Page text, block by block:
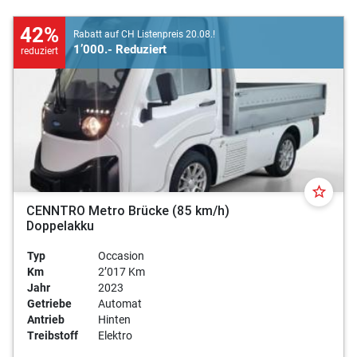
42%
reduziert
Rabatt auf CH Listenpreis 20.08.!
1’000.- Reduziert
star_border
CENNTRO Metro Brücke (85 km/h)
Doppelakku
Typ
Occasion
Km
2’017 Km
Jahr
2023
Getriebe
Automat
Antrieb
Hinten
Treibstoff
Elektro